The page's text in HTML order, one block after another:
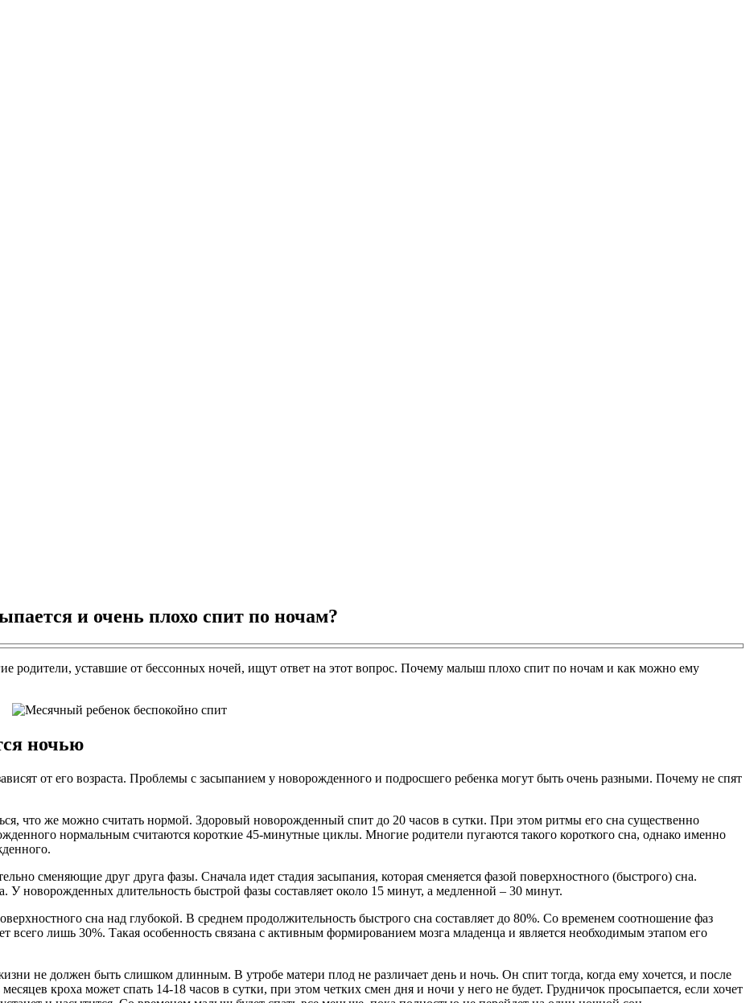
и очень плохо спит по ночам?
родители, уставшие от бессонных ночей, ищут ответ на этот вопрос. Почему малыш плохо спит по ночам и как можно ему
ночью
от его возраста. Проблемы с засыпанием у новорожденного и подросшего ребенка могут быть очень разными. Почему не спят
что же можно считать нормой. Здоровый новорожденный спит до 20 часов в сутки. При этом ритмы его сна существенно
нормальным считаются короткие 45-минутные циклы. Многие родители пугаются такого короткого сна, однако именно
сменяющие друг друга фазы. Сначала идет стадия засыпания, которая сменяется фазой поверхностного (быстрого) сна.
У новорожденных длительность быстрой фазы составляет около 15 минут, а медленной – 30 минут.
сна над глубокой. В среднем продолжительность быстрого сна составляет до 80%. Со временем соотношение фаз
всего лишь 30%. Такая особенность связана с активным формированием мозга младенца и является необходимым этапом его
не должен быть слишком длинным. В утробе матери плод не различает день и ночь. Он спит тогда, когда ему хочется, и после
кроха может спать 14-18 часов в сутки, при этом четких смен дня и ночи у него не будет. Грудничок просыпается, если хочет